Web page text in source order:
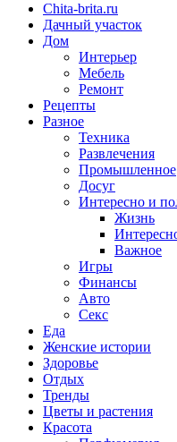
Chita-brita.ru
Дачный участок
Дом
Интерьер
Мебель
Ремонт
Рецепты
Разное
Техника
Развлечения
Промышленное
Досуг
Интересно и
Жизнь
Важное
Игры
Финансы
Авто
Секс
Еда
Женские истории
Здоровье
Отдых
Тренды
Цветы и растения
Красота